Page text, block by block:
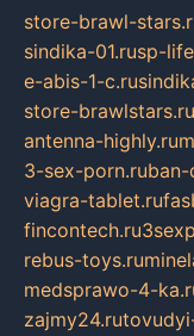
store-brawl-
sindika-01.rusp-
e-abis-1-c.ru
store-brawlstars.ru
antenna-highly.ru
3-sex-porn.ruban-
viagra-tablet.ru
fincontech.ru
rebus-toys.ru
medsprawo-4-
zajmy24.ru